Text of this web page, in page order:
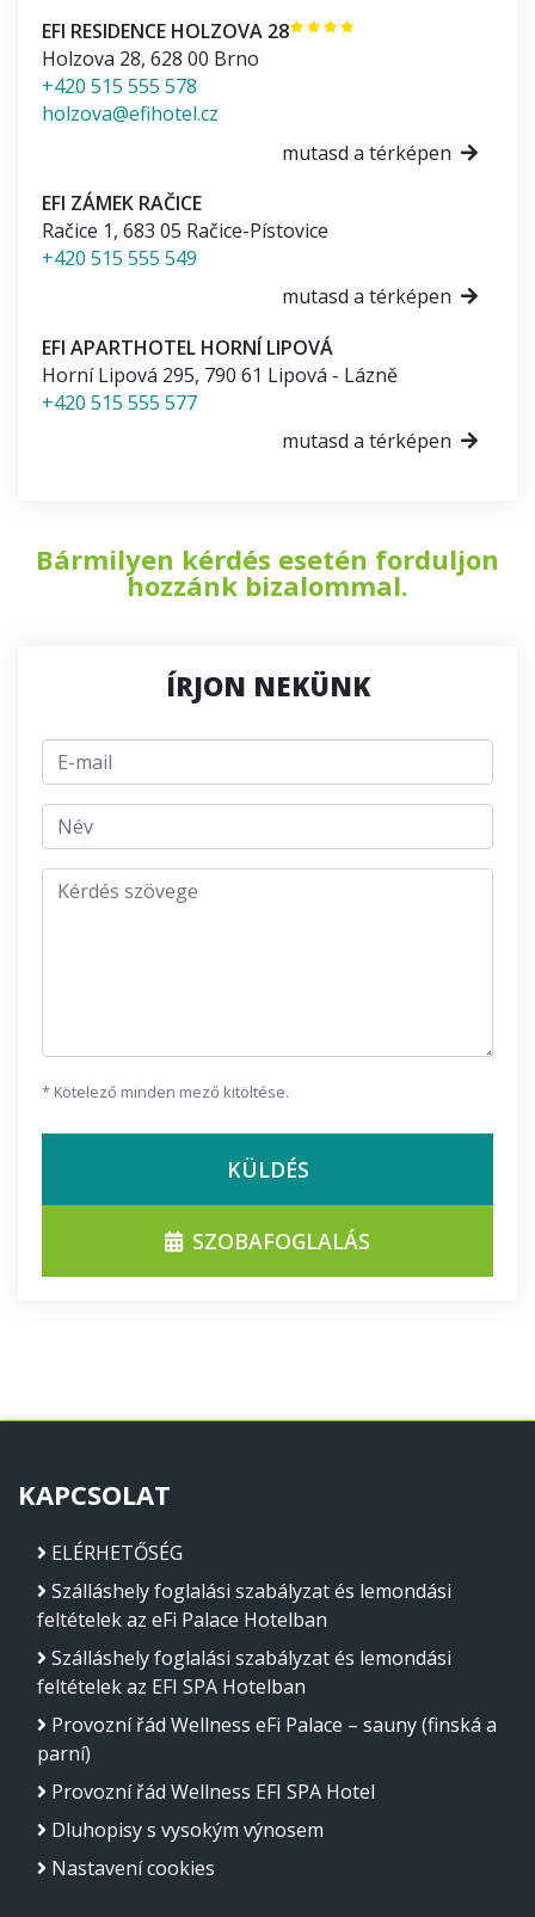
EFI RESIDENCE HOLZOVA 28
Holzova 28, 628 00 Brno
+420 515 555 578
holzova@efihotel.cz
mutasd a térképen
EFI ZÁMEK RAČICE
Račice 1, 683 05 Račice-Pístovice
+420 515 555 549
mutasd a térképen
EFI APARTHOTEL HORNÍ LIPOVÁ
Horní Lipová 295, 790 61 Lipová - Lázně
+420 515 555 577
mutasd a térképen
Bármilyen kérdés esetén forduljon
hozzánk bizalommal.
ÍRJON NEKÜNK
E-mail
jmeno
Kérdés szövege
* Kötelező minden mező kitöltése.
KÜLDÉS
SZOBAFOGLALÁS
KAPCSOLAT
ELÉRHETŐSÉG
Szálláshely foglalási szabályzat és lemondási
feltételek az eFi Palace Hotelban
Szálláshely foglalási szabályzat és lemondási
feltételek az EFI SPA Hotelban
Provozní řád Wellness eFi Palace – sauny (finská a
parní)
Provozní řád Wellness EFI SPA Hotel
Dluhopisy s vysokým výnosem
Nastavení cookies